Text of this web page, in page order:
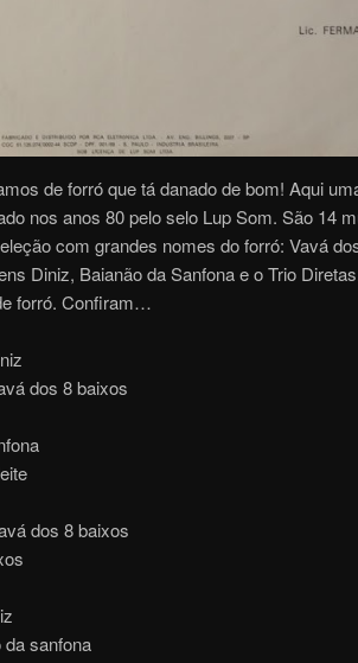
de forró que tá danado de bom! Aqui
nos anos 80 pelo selo Lup Som. São 14
com grandes nomes do forró: Vavá
Diniz, Baianão da Sanfona e o Trio
forró. Confiram…
dos 8 baixos
dos 8 baixos
da sanfona